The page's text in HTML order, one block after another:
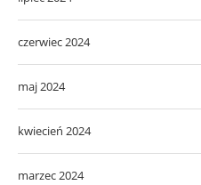
czerwiec 2024
maj 2024
kwiecień 2024
marzec 2024